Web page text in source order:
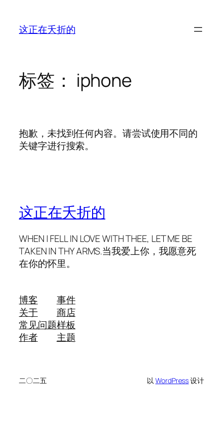
这正在夭折的
标签： iphone
抱歉，未找到任何内容。请尝试使用不同的
关键字进行搜索。
这正在夭折的
WHEN I FELL IN LOVE WITH THEE, LET ME BE
TAKEN IN THY ARMS.当我爱上你，我愿意死
在你的怀里。
博客
关于
常见问题
作者
事件
商店
样板
主题
二〇二五 以WordPress设计